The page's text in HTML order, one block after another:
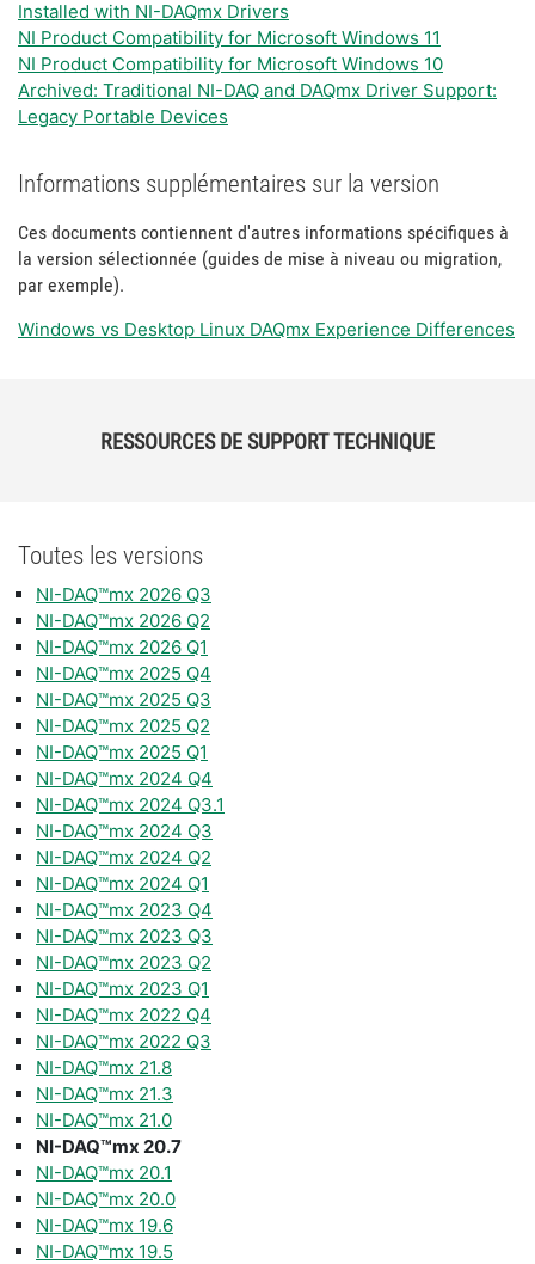
Installed with NI-DAQmx Drivers
NI Product Compatibility for Microsoft Windows 11
NI Product Compatibility for Microsoft Windows 10
Archived: Traditional NI-DAQ and DAQmx Driver Support:
Legacy Portable Devices
Informations supplémentaires sur la version
Ces documents contiennent d'autres informations spécifiques à
la version sélectionnée (guides de mise à niveau ou migration,
par exemple).
Windows vs Desktop Linux DAQmx Experience Differences
RESSOURCES DE SUPPORT TECHNIQUE
Toutes les versions
NI-DAQ™mx 2026 Q3
NI-DAQ™mx 2026 Q2
NI-DAQ™mx 2026 Q1
NI-DAQ™mx 2025 Q4
NI-DAQ™mx 2025 Q3
NI-DAQ™mx 2025 Q2
NI-DAQ™mx 2025 Q1
NI-DAQ™mx 2024 Q4
NI-DAQ™mx 2024 Q3.1
NI-DAQ™mx 2024 Q3
NI-DAQ™mx 2024 Q2
NI-DAQ™mx 2024 Q1
NI-DAQ™mx 2023 Q4
NI-DAQ™mx 2023 Q3
NI-DAQ™mx 2023 Q2
NI-DAQ™mx 2023 Q1
NI-DAQ™mx 2022 Q4
NI-DAQ™mx 2022 Q3
NI-DAQ™mx 21.8
NI-DAQ™mx 21.3
NI-DAQ™mx 21.0
NI-DAQ™mx 20.7
NI-DAQ™mx 20.1
NI-DAQ™mx 20.0
NI-DAQ™mx 19.6
NI-DAQ™mx 19.5